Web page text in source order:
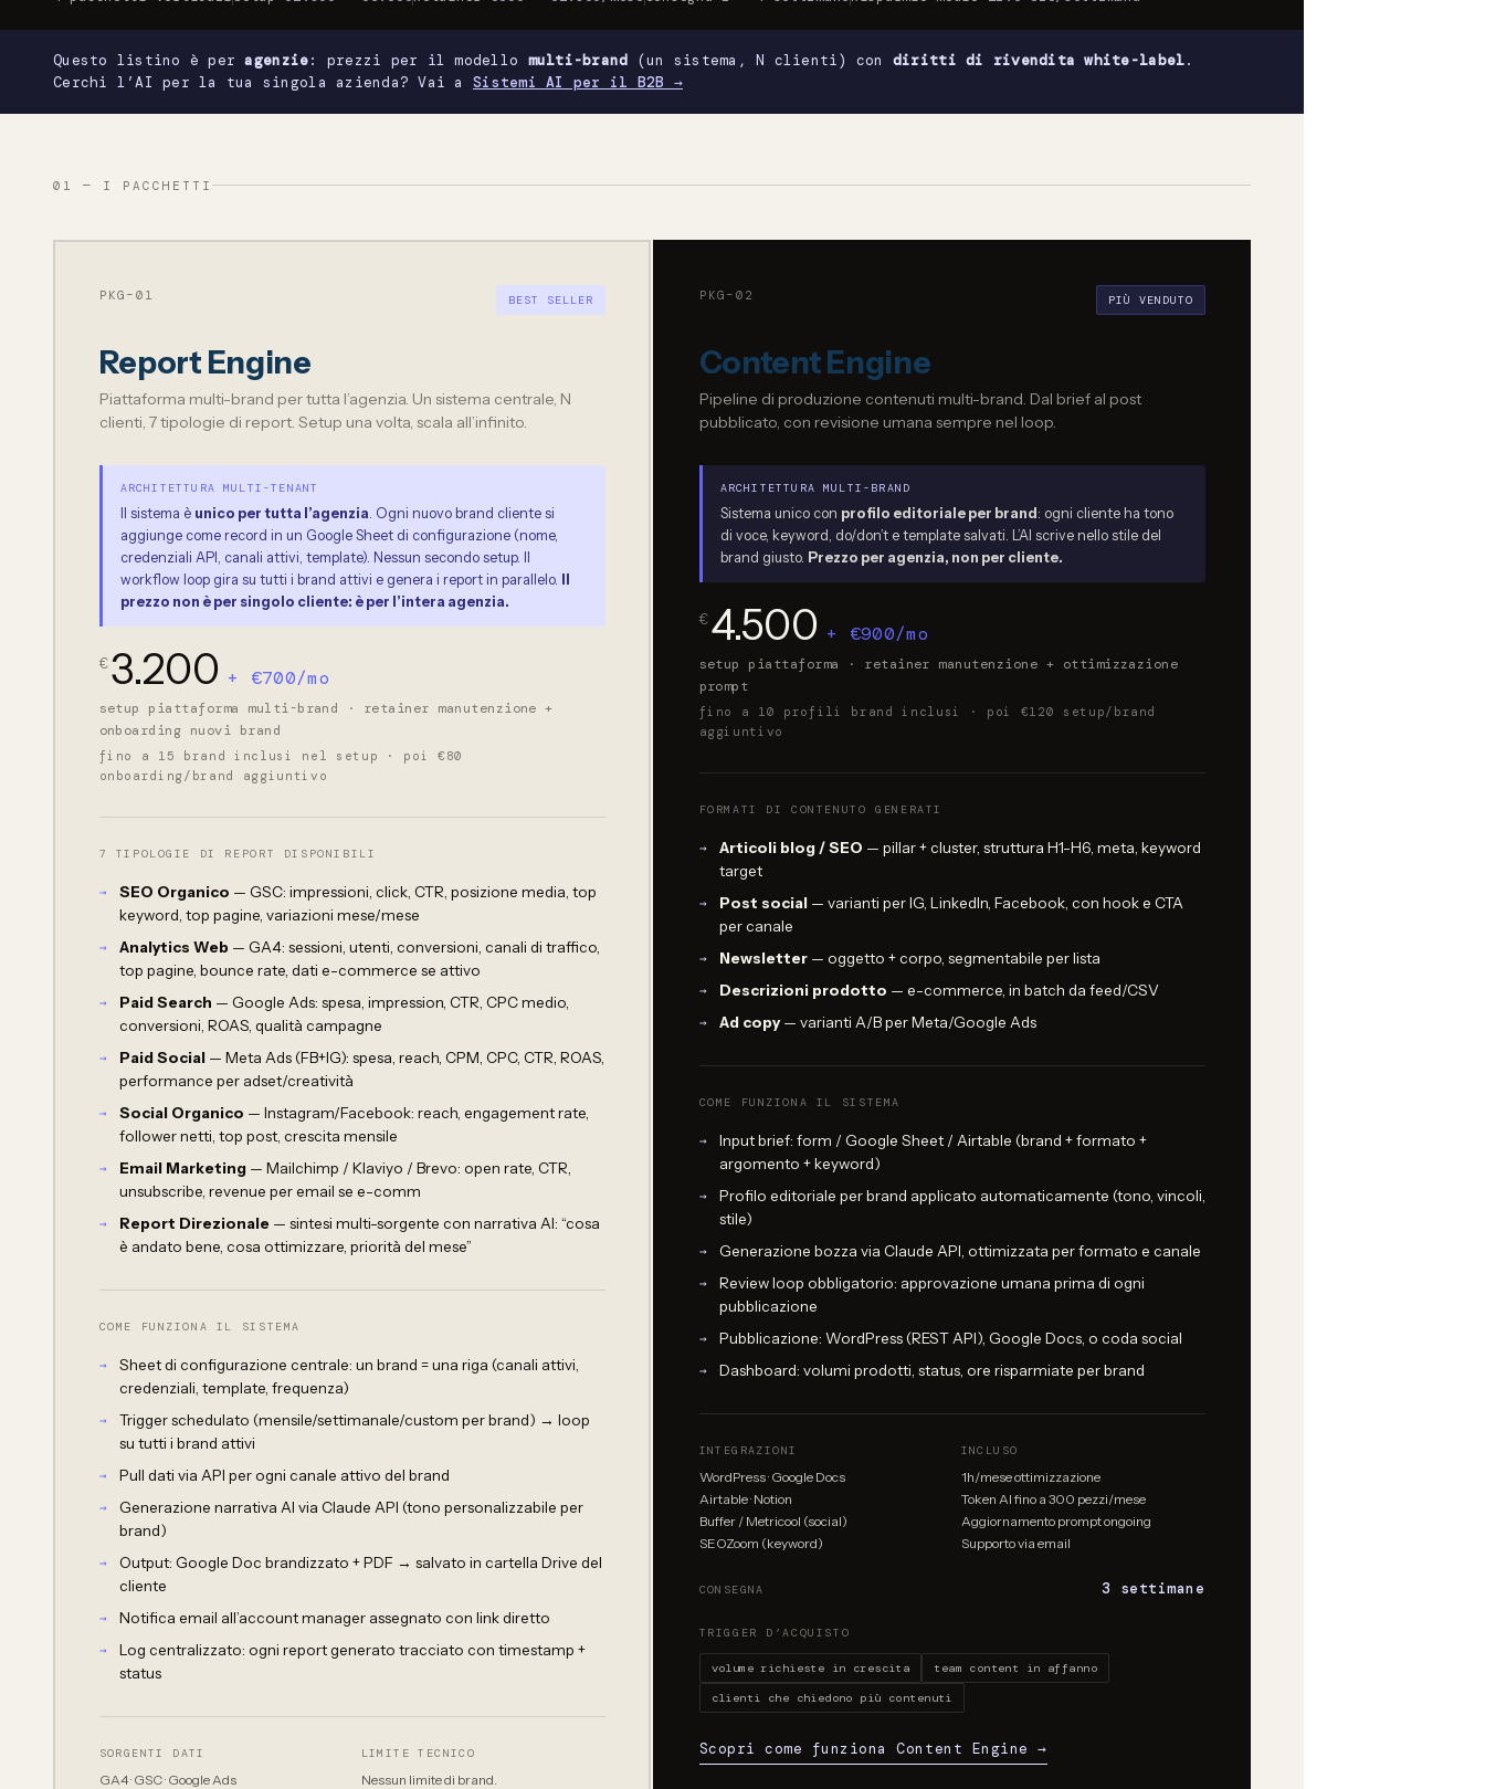
Questo listino è peragenzie: prezzi per il modello multi-brand (un sistema, N clienti) con diritti di rivendita white-label.
Cerchi l’AI per la tua singola azienda? Vai a Sistemi AI per il B2B →
01 — I PACCHETTI
PKG–01 BEST SELLER
Report Engine
Piattaforma multi-brand per tutta l’agenzia. Un sistema centrale, N
clienti, 7 tipologie di report. Setup una volta, scala all’infinito.
ARCHITETTURA MULTI-TENANT
Il sistema è unico per tutta l’agenzia. Ogni nuovo brand cliente si
aggiunge come record in un Google Sheet di configurazione (nome,
credenziali API, canali attivi, template). Nessun secondo setup. Il
workflow loop gira su tutti i brand attivi e genera i report in parallelo.
prezzo non è per singolo cliente: è per l’intera agenzia.
€3.200 + €700/mo
setup piattaforma multi-brand · retainer manutenzione +
onboarding nuovi brand
fino a 15 brand inclusi nel setup · poi €80
onboarding/brand aggiuntivo
7 TIPOLOGIE DI REPORT DISPONIBILI
SEO Organico — GSC: impressioni, click, CTR, posizione media, top
keyword, top pagine, variazioni mese/mese
Analytics Web — GA4: sessioni, utenti, conversioni, canali di traffico,
top pagine, bounce rate, dati e-commerce se attivo
Paid Search — Google Ads: spesa, impression, CTR, CPC medio,
conversioni, ROAS, qualità campagne
Paid Social— Meta Ads (FB+IG): spesa, reach, CPM, CPC, CTR, ROAS,
performance per adset/creatività
Social Organico — Instagram/Facebook: reach, engagement rate,
follower netti, top post, crescita mensile
Email Marketing— Mailchimp / Klaviyo / Brevo: open rate, CTR,
unsubscribe, revenue per email se e-comm
Report Direzionale — sintesi multi-sorgente con narrativa AI: “cosa
è andato bene, cosa ottimizzare, priorità del mese”
COME FUNZIONA IL SISTEMA
Sheet di configurazione centrale: un brand = una riga (canali attivi,
credenziali, template, frequenza)
Trigger schedulato (mensile/settimanale/custom per brand) → loop
su tutti i brand attivi
Pull dati via API per ogni canale attivo del brand
Generazione narrativa AI via Claude API (tono personalizzabile per
brand)
Output: Google Doc brandizzato + PDF → salvato in cartella Drive del
cliente
Notifica email all’account manager assegnato con link diretto
Log centralizzato: ogni report generato tracciato con timestamp +
status
SORGENTI DATI
GA4 · GSC · Google Ads
LIMITE TECNICO
Nessun limite di brand.
PKG–02 PIÙ VENDUTO
Content Engine
Pipeline di produzione contenuti multi-brand. Dal brief al post
pubblicato, con revisione umana sempre nel loop.
ARCHITETTURA MULTI-BRAND
Sistema unico con profilo editoriale per brand : ogni cliente ha tono
di voce, keyword, do/don’t e template salvati. L’AI scrive nello stile del
brand giusto. Prezzo per agenzia, non per cliente.
€4.500 + €900/mo
setup piattaforma · retainer manutenzione + ottimizzazione
prompt
fino a 10 profili brand inclusi · poi €120 setup/brand
aggiuntivo
FORMATI DI CONTENUTO GENERATI
Articoli blog / SEO — pillar + cluster, struttura H1-H6, meta, keyword
target
Post social— varianti per IG, LinkedIn, Facebook, con hook e CTA
per canale
Newsletter— oggetto + corpo, segmentabile per lista
Descrizioni prodotto — e-commerce, in batch da feed/CSV
Ad copy— varianti A/B per Meta/Google Ads
COME FUNZIONA IL SISTEMA
Input brief: form / Google Sheet / Airtable (brand + formato +
argomento + keyword)
Profilo editoriale per brand applicato automaticamente (tono, vincoli,
stile)
Generazione bozza via Claude API, ottimizzata per formato e canale
Review loop obbligatorio: approvazione umana prima di ogni
pubblicazione
Pubblicazione: WordPress (REST API), Google Docs, o coda social
Dashboard: volumi prodotti, status, ore risparmiate per brand
INTEGRAZIONI
WordPress · Google Docs
Airtable · Notion
Buffer / Metricool (social)
SEOZoom (keyword)
INCLUSO
1h/mese ottimizzazione
Token AI fino a 300 pezzi/mese
Aggiornamento prompt ongoing
Supporto via email
CONSEGNA 3 settimane
TRIGGER D’ACQUISTO
volume richieste in crescita team content in affanno
clienti che chiedono più contenuti
Scopri come funziona Content Engine →